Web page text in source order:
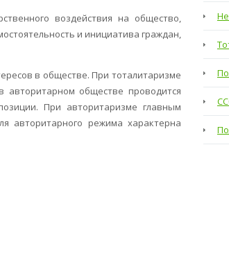
воздействия на общество,
и инициатива граждан,
в обществе. При тоталитаризме
обществе проводится
При авторитаризме главным
авторитарного режима характерна